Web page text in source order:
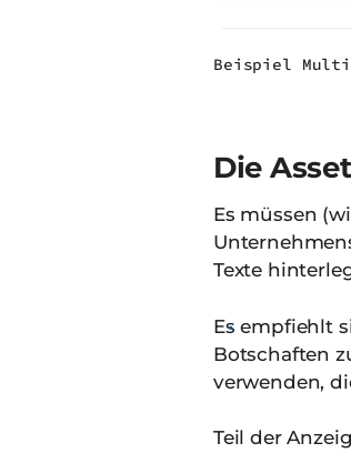
Beispiel
Die
Es müssen
Texte
Es empfiehlt
Botschaften
verwenden,
Teil der